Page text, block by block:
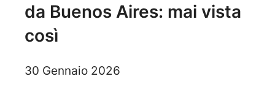
da Buenos Aires: mai vista
così
30 Gennaio 2026